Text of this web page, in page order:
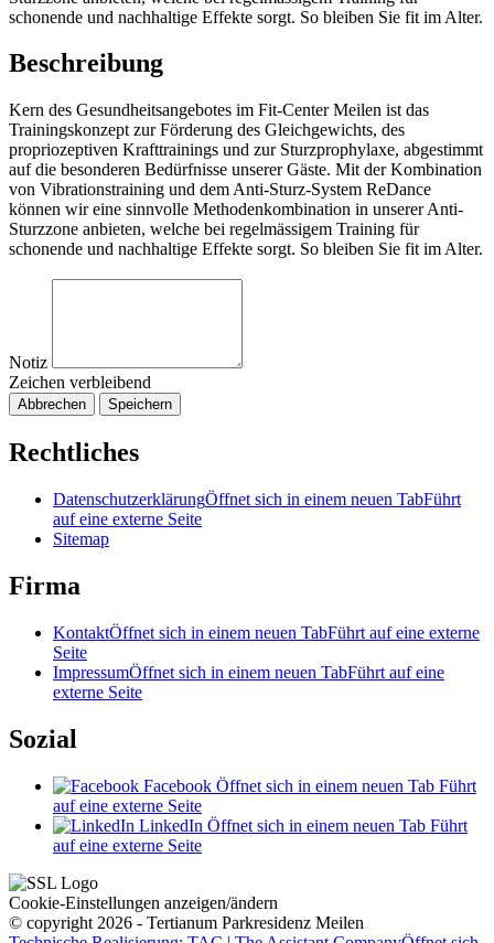
schonende und nachhaltige Effekte sorgt. So bleiben Sie fit im Alter.
Beschreibung
Kern des Gesundheitsangebotes im Fit-Center Meilen ist das
Trainingskonzept zur Förderung des Gleichgewichts, des
propriozeptiven Krafttrainings und zur Sturzprophylaxe, abgestimmt
auf die besonderen Bedürfnisse unserer Gäste. Mit der Kombination
von Vibrationstraining und dem Anti-Sturz-System ReDance
können wir eine sinnvolle Methodenkombination in unserer Anti-
Sturzzone anbieten, welche bei regelmässigem Training für
schonende und nachhaltige Effekte sorgt. So bleiben Sie fit im Alter.
Notiz
Zeichen verbleibend
Abbrechen Speichern
Rechtliches
DatenschutzerklärungÖffnet sich in einem neuen TabFührt
auf eine externe Seite
Sitemap
Firma
KontaktÖffnet sich in einem neuen TabFührt auf eine externe
Seite
ImpressumÖffnet sich in einem neuen TabFührt auf eine
externe Seite
Sozial
Facebook Öffnet sich in einem neuen Tab Führt
auf eine externe Seite
LinkedIn Öffnet sich in einem neuen Tab Führt
auf eine externe Seite
Cookie-Einstellungen anzeigen/ändern
© copyright 2026 - Tertianum Parkresidenz Meilen